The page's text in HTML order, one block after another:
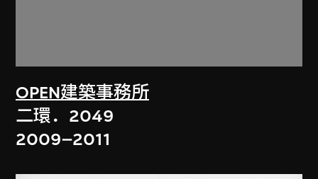
OPEN建築事務所
二環．2049
2009–2011